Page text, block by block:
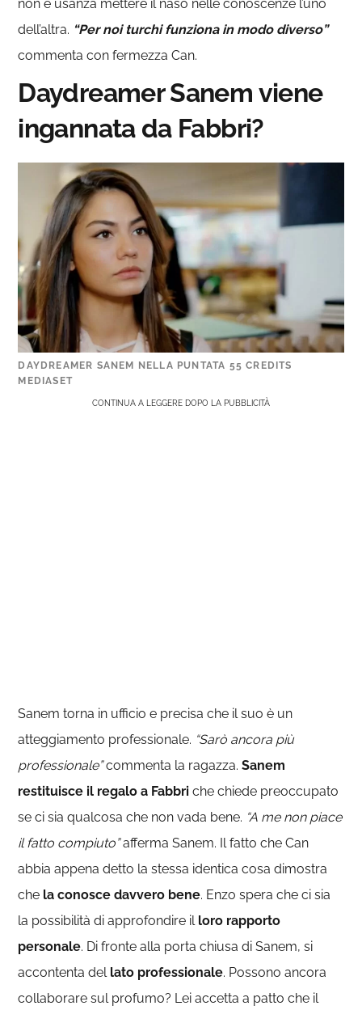
non è usanza mettere il naso nelle conoscenze l’uno
dell’altra. “Per noi turchi funziona in modo diverso”
commenta con fermezza Can.
Daydreamer Sanem viene
ingannata da Fabbri?
DAYDREAMER SANEM NELLA PUNTATA 55 CREDITS
MEDIASET
CONTINUA A LEGGERE DOPO LA PUBBLICITÀ
Sanem torna in ufficio e precisa che il suo è un
atteggiamento professionale. “Sarò ancora più
professionale”commenta la ragazza. Sanem
restituisce il regalo a Fabbri che chiede preoccupato
se ci sia qualcosa che non vada bene. “A me non piace
il fatto compiuto”afferma Sanem. Il fatto che Can
abbia appena detto la stessa identica cosa dimostra
che la conosce davvero bene. Enzo spera che ci sia
la possibilità di approfondire il loro rapporto
personale. Di fronte alla porta chiusa di Sanem, si
accontenta del lato professionale. Possono ancora
collaborare sul profumo? Lei accetta a patto che il